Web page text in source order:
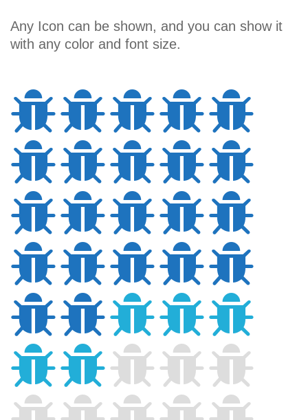
Any Icon can be shown, and you can show it
with any color and font size.